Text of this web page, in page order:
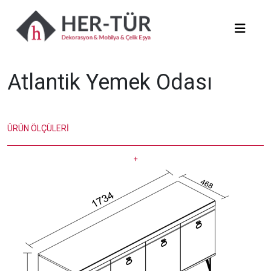
Atlantik Yemek Odası
ÜRÜN ÖLÇÜLERİ
+